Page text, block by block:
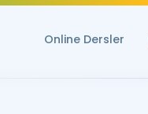
Online Dersler